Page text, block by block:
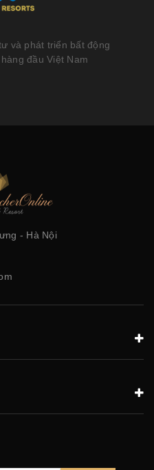
và phát triển bất động
đầu Việt Nam
- Hà Nội